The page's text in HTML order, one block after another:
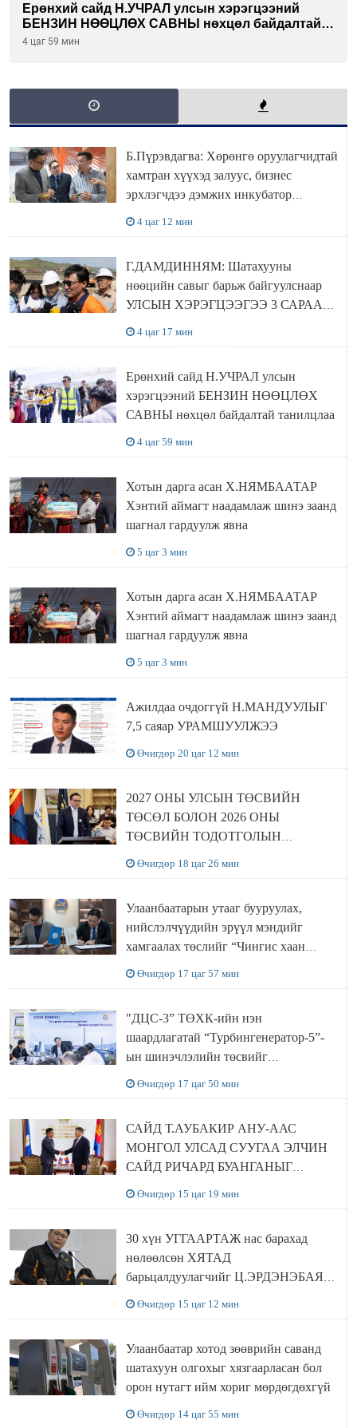
Ерөнхий сайд Н.УЧРАЛ улсын хэрэгцээний
БЕНЗИН НӨӨЦЛӨХ САВНЫ нөхцөл байдалтай
танилцлаа
4 цаг 59 мин
Б.Пүрэвдагва: Хөрөнгө оруулагчидтай
хамтран хүүхэд залуус, бизнес
эрхлэгчдээ дэмжих инкубатор
4 цаг 12 мин
Г.ДАМДИННЯМ: Шатахууны
нөөцийн савыг барьж байгуулснаар
УЛСЫН ХЭРЭГЦЭЭГЭЭ 3 САРААР
4 цаг 17 мин
Ерөнхий сайд Н.УЧРАЛ улсын
хэрэгцээний БЕНЗИН НӨӨЦЛӨХ
САВНЫ нөхцөл байдалтай танилцлаа
4 цаг 59 мин
Хотын дарга асан Х.НЯМБААТАР
Хэнтий аймагт наадамлаж шинэ заанд
шагнал гардуулж явна
5 цаг 3 мин
Хотын дарга асан Х.НЯМБААТАР
Хэнтий аймагт наадамлаж шинэ заанд
шагнал гардуулж явна
5 цаг 3 мин
Ажилдаа очдоггүй Н.МАНДУУЛЫГ
7,5 саяар УРАМШУУЛЖЭЭ
Өчигдөр 20 цаг 12 мин
2027 ОНЫ УЛСЫН ТӨСВИЙН
ТӨСӨЛ БОЛОН 2026 ОНЫ
ТӨСВИЙН ТОДОТГОЛЫН
Өчигдөр 18 цаг 26 мин
Улаанбаатарын утааг бууруулах,
нийслэлчүүдийн эрүүл мэндийг
хамгаалах төслийг “Чингис хаан
Өчигдөр 17 цаг 57 мин
"ДЦС-3” ТӨХК-ийн нэн
шаардлагатай “Турбингенератор-5”-
ын шинэчлэлийн төсвийг
Өчигдөр 17 цаг 50 мин
САЙД Т.АУБАКИР АНУ-ААС
МОНГОЛ УЛСАД СУУГАА ЭЛЧИН
САЙД РИЧАРД БУАНГАНЫГ
Өчигдөр 15 цаг 19 мин
30 хүн УГГААРТАЖ нас барахад
нөлөөлсөн ХЯТАД
барьцалдуулагчийг Ц.ЭРДЭНЭБАЯР
Өчигдөр 15 цаг 12 мин
Улаанбаатар хотод зөөврийн саванд
шатахуун олгохыг хязгаарласан бол
орон нутагт ийм хориг мөрдөгдөхгүй
Өчигдөр 14 цаг 55 мин